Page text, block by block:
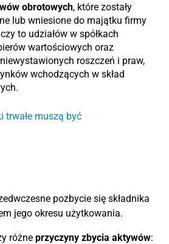
obrotowych, które zostały
lub wniesione do majątku firmy
to udziałów w spółkach
wartościowych oraz
roszczeń i praw,
wchodzących w skład
trwałe muszą być
pozbycie się składnika
jego okresu użytkowania.
różne przyczyny zbycia aktywów: